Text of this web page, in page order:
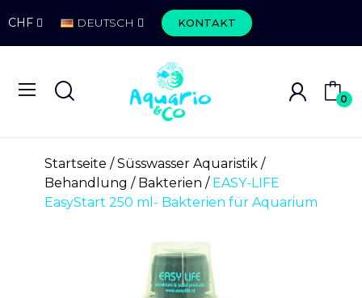
CHF DEUTSCH KONTAKT
0
Startseite
Süsswasser Aquaristik
Behandlung
Bakterien
EASY-LIFE
EasyStart 250 ml- Bakterien für Aquarium